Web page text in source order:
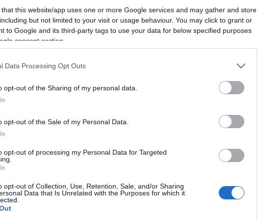
that this website/app uses one or more Google services and may gather and store
but not limited to your visit or usage behaviour. You may click to grant or
to Google and its third-party tags to use your data for below specified purposes
consent section.
Data Processing Opt Outs
opt-out of the Sharing of my personal data.
opt-out of the Sale of my Personal Data.
opt-out of processing my Personal Data for Targeted
opt-out of Collection, Use, Retention, Sale, and/or Sharing
Data that Is Unrelated with the Purposes for which it
στο ζήτημα της μοναξιάς στην τρίτη ηλικία.
δεν είναι μόνοι. Βγαίνουν έξω, παίζουν τάβλι στα ΚΑΠΗ
Αγγλικών σε μόνο 2 ημέρες στα χέρια σας
η πιο Εύκολη Πιστοποίηση Υπολογιστών σε 2